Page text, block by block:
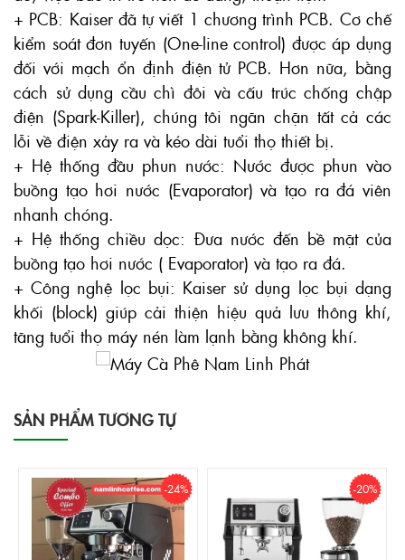
+ PCB: Kaiser đã tự viết 1 chương trình PCB. Cơ chế
kiểm soát đơn tuyến (One-line control) được áp dụng
đối với mạch ổn định điện tử PCB. Hơn nữa, bằng
cách sử dụng cầu chì đôi và cấu trúc chống chập
điện (Spark-Killer), chúng tôi ngăn chặn tất cả các
lỗi về điện xảy ra và kéo dài tuổi thọ thiết bị.
+ Hệ thống đầu phun nước: Nước được phun vào
buồng tạo hơi nước (Evaporator) và tạo ra đá viên
nhanh chóng.
+ Hệ thống chiều dọc: Đưa nước đến bề mặt của
buồng tạo hơi nước ( Evaporator) và tạo ra đá.
+ Công nghệ lọc bụi: Kaiser sử dụng lọc bụi dạng
khối (block) giúp cải thiện hiệu quả lưu thông khí,
tăng tuổi thọ máy nén làm lạnh bằng không khí.
SẢN PHẨM TƯƠNG TỰ
-24% -20%